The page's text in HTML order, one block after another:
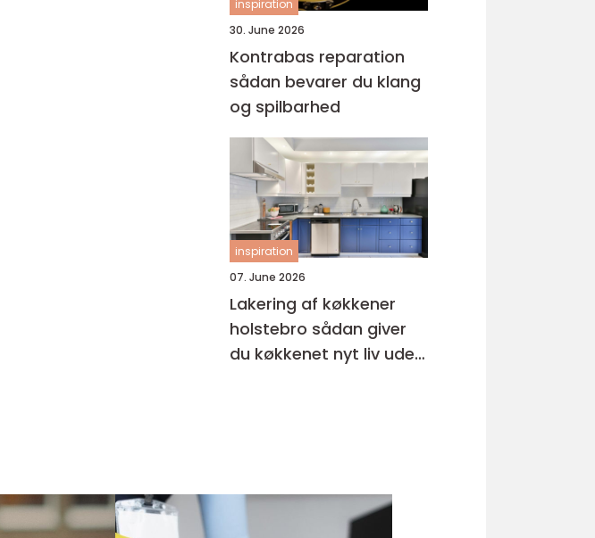
inspiration
30. June 2026
Kontrabas reparation
sådan bevarer du klang
og spilbarhed
inspiration
07. June 2026
Lakering af køkkener
holstebro sådan giver
du køkkenet nyt liv uden